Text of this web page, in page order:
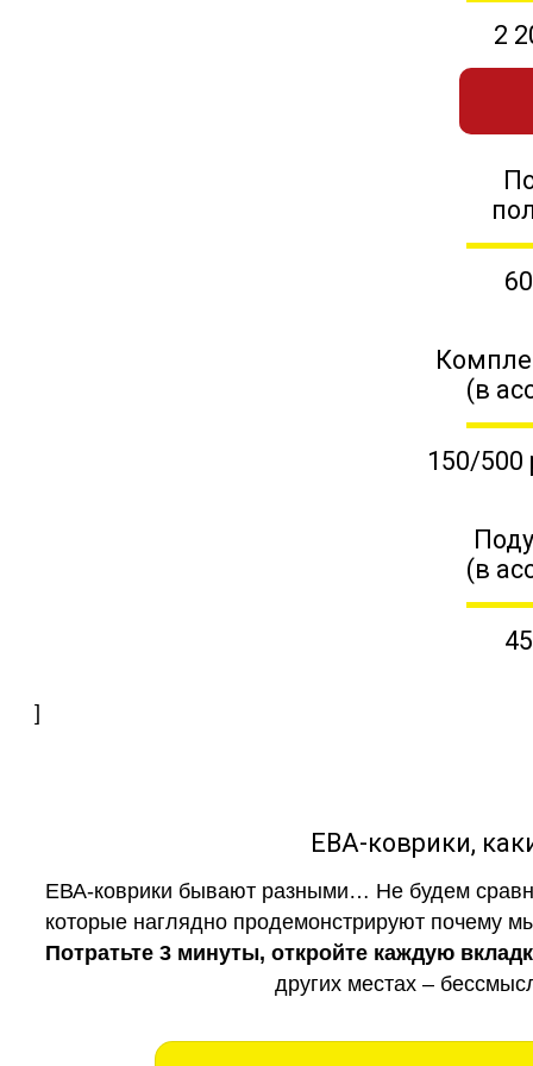
2
(в
150/500
(в
]
ЕВА-коврики,
ЕВА-коврики бывают разными… Не будем
которые наглядно продемонстрируют почему
Потратьте 3 минуты, откройте каждую
других местах –